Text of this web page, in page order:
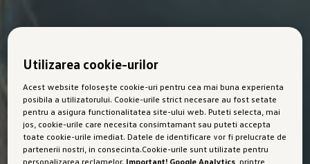
Utilizarea cookie-urilor
Acest website folosește cookie-uri pentru cea mai buna experienta
posibila a utilizatorului. Cookie-urile strict necesare au fost setate
pentru a asigura functionalitatea site-ului web. Puteti selecta, mai
jos, cookie-urile care necesita consimtamant sau puteti accepta
toate cookie-urile imediat. Datele de identificare vor fi prelucrate de
partenerii nostri, in consecinta.Cookie-urile sunt utilizate pentru
personalizarea reclamelor. Important! Google Analytics , printre